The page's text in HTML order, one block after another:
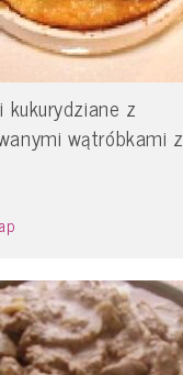
kukurydziane z
wątróbkami z